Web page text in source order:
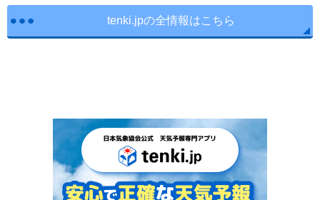
tenki.jpの全情報はこちら